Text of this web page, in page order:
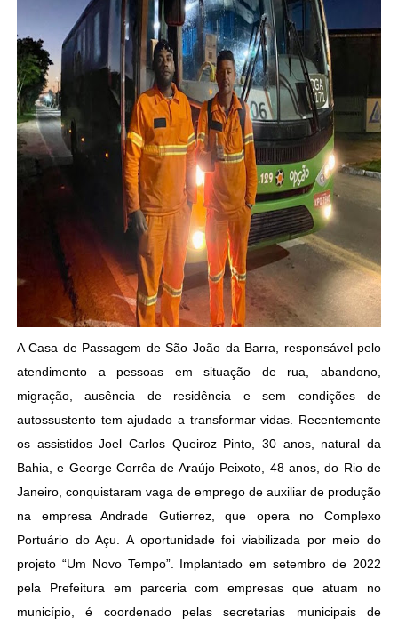
A Casa de Passagem de São João da Barra, responsável pelo
atendimento a pessoas em situação de rua, abandono,
migração, ausência de residência e sem condições de
autossustento tem ajudado a transformar vidas. Recentemente
os assistidos Joel Carlos Queiroz Pinto, 30 anos, natural da
Bahia, e George Corrêa de Araújo Peixoto, 48 anos, do Rio de
Janeiro, conquistaram vaga de emprego de auxiliar de produção
na empresa Andrade Gutierrez, que opera no Complexo
Portuário do Açu. A oportunidade foi viabilizada por meio do
projeto “Um Novo Tempo”. Implantado em setembro de 2022
pela Prefeitura em parceria com empresas que atuam no
município, é coordenado pelas secretarias municipais de